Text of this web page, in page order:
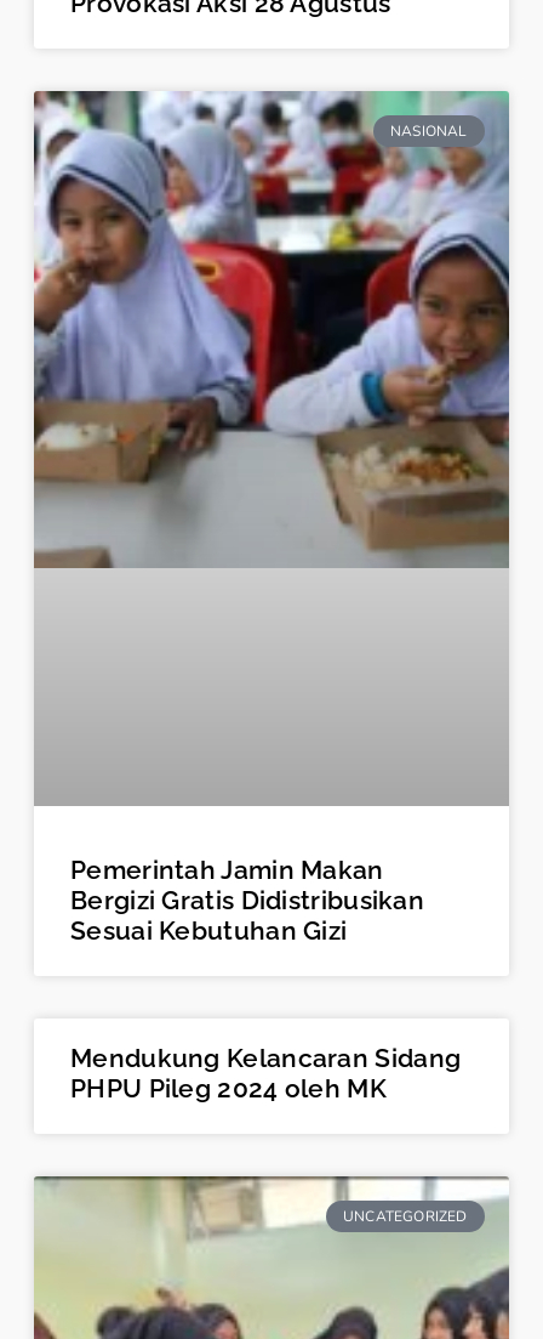
NASIONAL
Pemerintah Jamin Makan
Bergizi Gratis Didistribusikan
Sesuai Kebutuhan Gizi
Mendukung Kelancaran Sidang
PHPU Pileg 2024 oleh MK
UNCATEGORIZED